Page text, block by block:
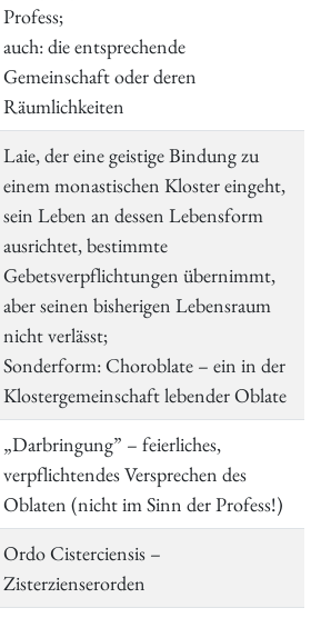
Profess;
auch: die entsprechende
Gemeinschaft oder deren
Räumlichkeiten
Laie, der eine geistige Bindung zu
einem monastischen Kloster eingeht,
sein Leben an dessen Lebensform
ausrichtet, bestimmte
Gebetsverpflichtungen übernimmt,
aber seinen bisherigen Lebensraum
nicht verlässt;
Sonderform: Choroblate – ein in der
Klostergemeinschaft lebender Oblate
„Darbringung” – feierliches,
verpflichtendes Versprechen des
Oblaten (nicht im Sinn der Profess!)
Ordo Cisterciensis –
Zisterzienserorden